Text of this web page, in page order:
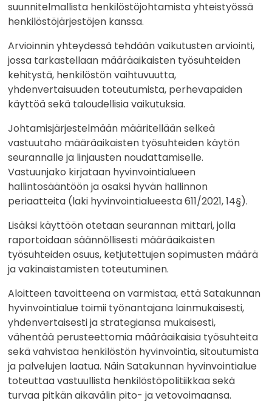
suunnitelmallista henkilöstöjohtamista yhteistyössä
henkilöstöjärjestöjen kanssa.
Arvioinnin yhteydessä tehdään vaikutusten arviointi,
jossa tarkastellaan määräaikaisten työsuhteiden
kehitystä, henkilöstön vaihtuvuutta,
yhdenvertaisuuden toteutumista, perhevapaiden
käyttöä sekä taloudellisia vaikutuksia.
Johtamisjärjestelmään määritellään selkeä
vastuutaho määräaikaisten työsuhteiden käytön
seurannalle ja linjausten noudattamiselle.
Vastuunjako kirjataan hyvinvointialueen
hallintosääntöön ja osaksi hyvän hallinnon
periaatteita (laki hyvinvointialueesta 611/2021, 14§).
Lisäksi käyttöön otetaan seurannan mittari, jolla
raportoidaan säännöllisesti määräaikaisten
työsuhteiden osuus, ketjutettujen sopimusten määrä
ja vakinaistamisten toteutuminen.
Aloitteen tavoitteena on varmistaa, että Satakunnan
hyvinvointialue toimii työnantajana lainmukaisesti,
yhdenvertaisesti ja strategiansa mukaisesti,
vähentää perusteettomia määräaikaisia työsuhteita
sekä vahvistaa henkilöstön hyvinvointia, sitoutumista
ja palvelujen laatua. Näin Satakunnan hyvinvointialue
toteuttaa vastuullista henkilöstöpolitiikkaa sekä
turvaa pitkän aikavälin pito- ja vetovoimaansa.